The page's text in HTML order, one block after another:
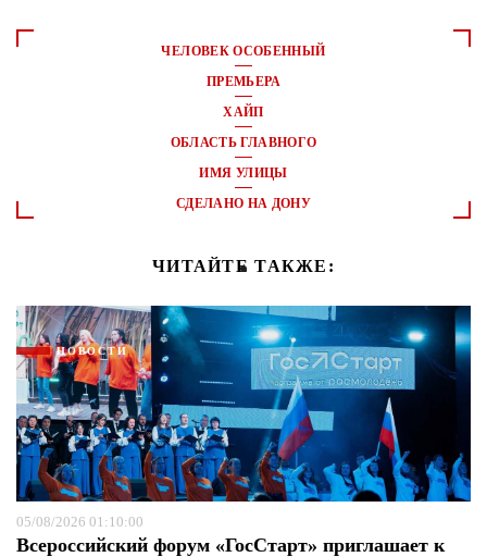
ЧЕЛОВЕК ОСОБЕННЫЙ
ПРЕМЬЕРА
ХАЙП
ОБЛАСТЬ ГЛАВНОГО
ИМЯ УЛИЦЫ
СДЕЛАНО НА ДОНУ
ЧИТАЙТЕ ТАКЖЕ:
НОВОСТИ
05/08/2026 01:10:00
Всероссийский форум «ГосСтарт» приглашает к